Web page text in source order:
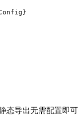
态导出无需配置即可